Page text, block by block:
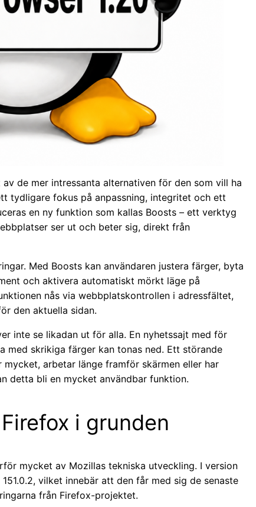
de mer intressanta alternativen för den som vill ha
tydligare fokus på anpassning, integritet och ett
en ny funktion som kallas Boosts – ett verktyg
ser ut och beter sig, direkt från
Med Boosts kan användaren justera färger, byta
och aktivera automatiskt mörkt läge på
nås via webbplatskontrollen i adressfältet,
den aktuella sidan.
inte se likadan ut för alla. En nyhetssajt med för
med skrikiga färger kan tonas ned. Ett störande
arbetar länge framför skärmen eller har
detta bli en mycket användbar funktion.
i grunden
mycket av Mozillas tekniska utveckling. I version
vilket innebär att den får med sig de senaste
från Firefox-projektet.